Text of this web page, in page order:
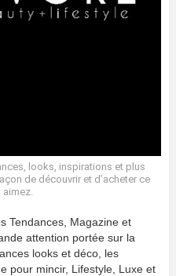
looks, inspirations et plus
de découvrir et d’acheter ce
aimez.
Tendances, Magazine et
attention portée sur la
looks et déco, les
pour mincir, Lifestyle, Luxe et